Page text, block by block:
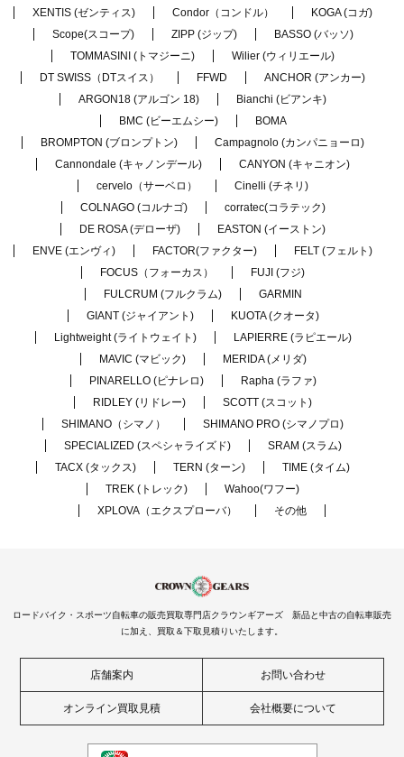
XENTIS (ゼンティス)
Condor（コンドル）
KOGA (コガ)
Scope(スコープ)
ZIPP (ジップ)
BASSO (バッソ)
TOMMASINI (トマジーニ)
Wilier (ウィリエール)
DT SWISS（DTスイス）
FFWD
ANCHOR (アンカー)
ARGON18 (アルゴン 18)
Bianchi (ビアンキ)
BMC (ビーエムシー)
BOMA
BROMPTON (ブロンプトン)
Campagnolo (カンパニョーロ)
Cannondale (キャノンデール)
CANYON (キャニオン)
cervelo（サーベロ）
Cinelli (チネリ)
COLNAGO (コルナゴ)
corratec(コラテック)
DE ROSA (デローザ)
EASTON (イーストン)
ENVE (エンヴィ)
FACTOR(ファクター)
FELT (フェルト)
FOCUS（フォーカス）
FUJI (フジ)
FULCRUM (フルクラム)
GARMIN
GIANT (ジャイアント)
KUOTA (クオータ)
Lightweight (ライトウェイト)
LAPIERRE (ラピエール)
MAVIC (マビック)
MERIDA (メリダ)
PINARELLO (ピナレロ)
Rapha (ラファ)
RIDLEY (リドレー)
SCOTT (スコット)
SHIMANO（シマノ）
SHIMANO PRO (シマノプロ)
SPECIALIZED (スペシャライズド)
SRAM (スラム)
TACX (タックス)
TERN (ターン)
TIME (タイム)
TREK (トレック)
Wahoo(ワフー)
XPLOVA（エクスプローバ）
その他
ロードバイク・スポーツ自転車の販売買取専門店クラウンギアーズ 新品と中古の自転車販売
に加え、買取＆下取見積りいたします。
店舗案内 お問い合わせ
オンライン買取見積 会社概要について